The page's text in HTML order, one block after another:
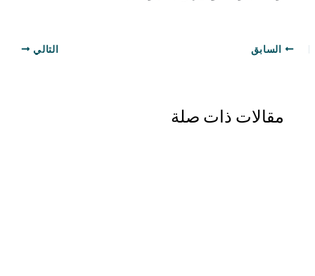
السابق التالي
مقالات ذات صلة